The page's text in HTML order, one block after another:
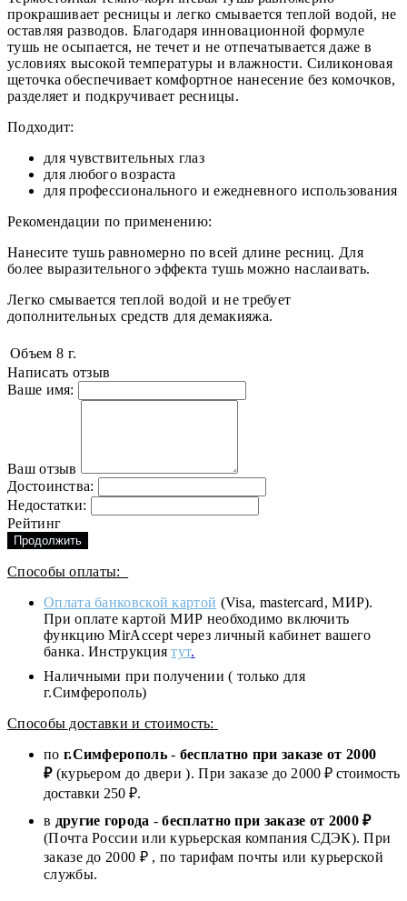
прокрашивает ресницы и легко смывается теплой водой, не
оставляя разводов. Благодаря инновационной формуле
тушь не осыпается, не течет и не отпечатывается даже в
условиях высокой температуры и влажности. Силиконовая
щеточка обеспечивает комфортное нанесение без комочков,
разделяет и подкручивает ресницы.
Подходит:
для чувствительных глаз
для любого возраста
для профессионального и ежедневного использования
Рекомендации по применению:
Нанесите тушь равномерно по всей длине ресниц. Для
более выразительного эффекта тушь можно наслаивать.
Легко смывается теплой водой и не требует
дополнительных средств для демакияжа.
Объем 8 г.
Написать отзыв
Ваше имя:
Ваш отзыв
Достоинства:
Недостатки:
Рейтинг
Продолжить
Способы оплаты:
Оплата банковской картой (Visa, mastercard, МИР).
При оплате картой МИР необходимо включить
функцию MirAccept через личный кабинет вашего
банка. Инструкциятут.
Наличными при получении ( только для
г.Симферополь)
Способы доставки и стоимость:
по г.Симферополь- бесплатно при заказе от 2000
₽(курьером до двери ). При заказе до 2000 ₽ стоимость
доставки 250 ₽.
в другие города -бесплатно при заказе от 2000 ₽
(Почта России или курьерская компания СДЭК). При
заказе до 2000 ₽ , по тарифам почты или курьерской
службы.